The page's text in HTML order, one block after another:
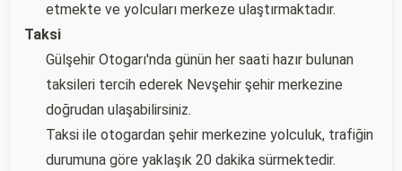
etmekte ve yolcuları merkeze ulaştırmaktadır.
Taksi
Gülşehir Otogarı'nda günün her saati hazır bulunan
taksileri tercih ederek Nevşehir şehir merkezine
doğrudan ulaşabilirsiniz.
Taksi ile otogardan şehir merkezine yolculuk, trafiğin
durumuna göre yaklaşık 20 dakika sürmektedir.